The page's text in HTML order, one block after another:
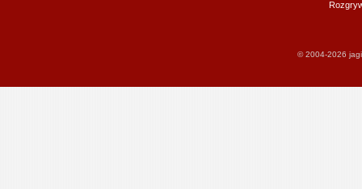
© 2004-2026